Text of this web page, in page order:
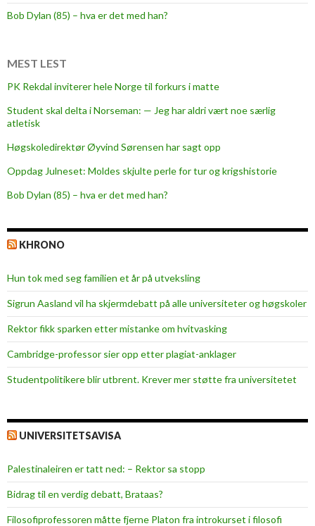
b
Bob Dylan (85) – hva er det med han?
MEST LEST
PK Rekdal inviterer hele Norge til forkurs i matte
Student skal delta i Norseman: — Jeg har aldri vært noe særlig
atletisk
Høgskoledirektør Øyvind Sørensen har sagt opp
Oppdag Julneset: Moldes skjulte perle for tur og krigshistorie
Bob Dylan (85) – hva er det med han?
KHRONO
Hun tok med seg familien et år på utveksling
Sigrun Aasland vil ha skjerm­debatt på alle universiteter og høgskoler
Rektor fikk sparken etter mistanke om hvitvasking
Cambridge-professor sier opp etter plagiat-anklager
Studentpolitikere blir utbrent. Krever mer støtte fra universitetet
UNIVERSITETSAVISA
Palestinaleiren er tatt ned: – Rektor sa stopp
Bidrag til en verdig debatt, Brataas?
Filosofiprofessoren måtte fjerne Platon fra introkurset i filosofi